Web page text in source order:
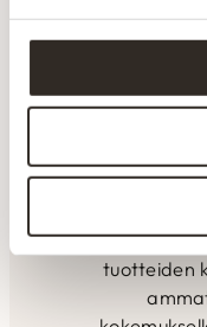
Aitokaluste
sänkyihin
kunnon
alusta
tuotteiden